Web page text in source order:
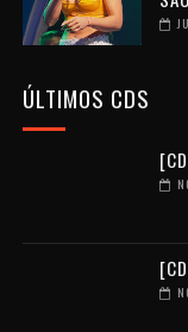
ÚLTIMOS CDS